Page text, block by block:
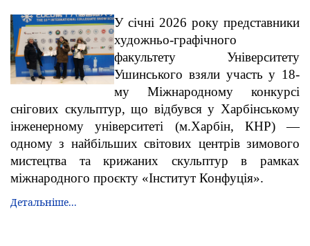
У січні 2026 року представники
художньо-графічного
факультету Університету
Ушинського взяли участь у 18-
му Міжнародному конкурсі
снігових скульптур, що відбувся у Харбінському
інженерному університеті (м.Харбін, КНР) —
одному з найбільших світових центрів зимового
мистецтва та крижаних скульптур в рамках
міжнародного проєкту «Інститут Конфуція».
Детальніше...